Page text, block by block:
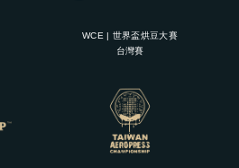
WCE | 世界盃烘豆大賽
台灣賽